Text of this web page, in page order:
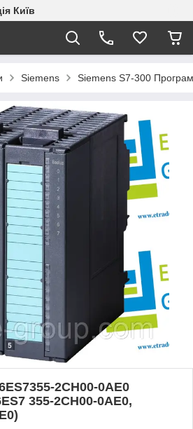
Київ
Siemens Siemens S7-300
2CH00-0AE0
355-2CH00-0AE0,